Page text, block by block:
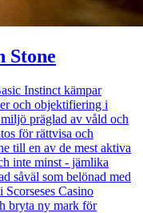
Stone
Instinct kämpar
och objektifiering i
präglad av våld och
för rättvisa och
till en av de mest aktiva
inte minst - jämlika
såväl som belönad med
Casino
bryta ny mark för